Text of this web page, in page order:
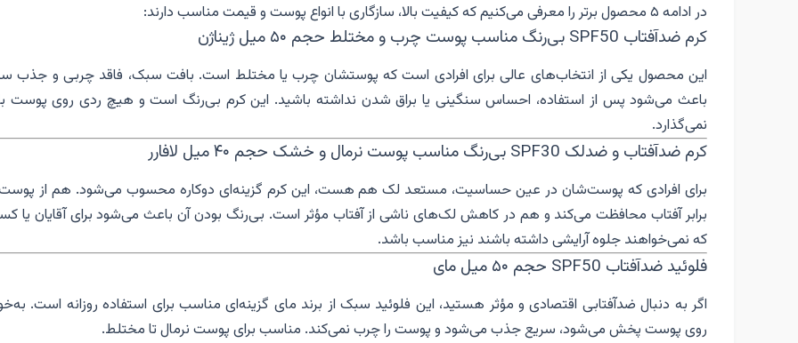
در ادامه ۵ محصول برتر را معرفی می‌کنیم که کیفیت بالا، سازگاری با انواع پوست و قیمت مناسب دارند:
کرم ضدآفتاب SPF50 بی‌رنگ مناسب پوست چرب و مختلط حجم ۵۰ میل ژیناژن
این محصول یکی از انتخاب‌های عالی برای افرادی است که پوستشان چرب یا مختلط است. بافت سبک، فاقد چربی و جذب
باعث می‌شود پس از استفاده، احساس سنگینی یا براق شدن نداشته باشید. این کرم بی‌رنگ است و هیچ ردی روی پوست
نمی‌گذارد.
کرم ضدآفتاب و ضدلک SPF30 بی‌رنگ مناسب پوست نرمال و خشک حجم ۴۰ میل لافارر
برای افرادی که پوست‌شان در عین حساسیت، مستعد لک هم هست، این کرم گزینه‌ای دوکاره محسوب می‌شود. هم از
برابر آفتاب محافظت می‌کند و هم در کاهش لک‌های ناشی از آفتاب مؤثر است. بی‌رنگ بودن آن باعث می‌شود برای آقایان یا
که نمی‌خواهند جلوه آرایشی داشته باشند نیز مناسب باشد.
فلوئید ضدآفتاب SPF50 حجم ۵۰ میل مای
اگر به دنبال ضدآفتابی اقتصادی و مؤثر هستید، این فلوئید سبک از برند مای گزینه‌ای مناسب برای استفاده روزانه است.
روی پوست پخش می‌شود، سریع جذب می‌شود و پوست را چرب نمی‌کند. مناسب برای پوست نرمال تا مختلط.